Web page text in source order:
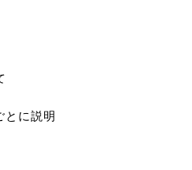
とに説明